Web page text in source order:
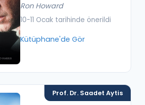
Ron Howard
10-11 Ocak tarihinde önerildi
Kütüphane'de Gör
Prof. Dr. Saadet Aytis